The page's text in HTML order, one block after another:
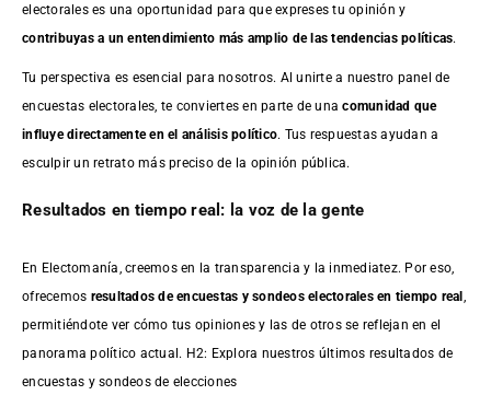
electorales es una oportunidad para que expreses tu opinión y
contribuyas a un entendimiento más amplio de las tendencias políticas.
Tu perspectiva es esencial para nosotros. Al unirte a nuestro panel de
encuestas electorales, te conviertes en parte de unacomunidad que
influye directamente en el análisis político. Tus respuestas ayudan a
esculpir un retrato más preciso de la opinión pública.
Resultados en tiempo real: la voz de la gente
En Electomanía, creemos en la transparencia y la inmediatez. Por eso,
ofrecemos resultados deencuestas y sondeos electorales en tiempo real
permitiéndote ver cómo tus opiniones y las de otros se reflejan en el
panorama político actual. H2: Explora nuestros últimos resultados de
encuestas y sondeos de elecciones